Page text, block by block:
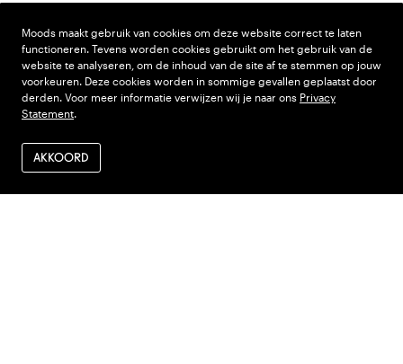
De showroom is alleen op afspraak geopend.
PRIVACY STATEMENT
ALGEMENE VOORWAARDEN
VERZENDEN EN RETOUR
DESIGN WONDERLAND
Moods maakt gebruik van cookies om deze website correct te laten
functioneren. Tevens worden cookies gebruikt om het gebruik van de
website te analyseren, om de inhoud van de site af te stemmen op jouw
voorkeuren. Deze cookies worden in sommige gevallen geplaatst door
derden. Voor meer informatie verwijzen wij je naar ons Privacy
Statement.
AKKOORD